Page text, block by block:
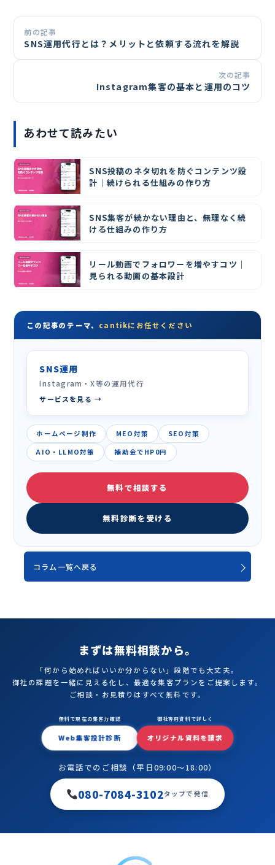
前の記事
SNS運用代行とは？メリットと依頼する流れを解説
次の記事
Instagram集客の基本と運用のコツ
あわせて読みたい
SNS投稿のネタ切れを防ぐコンテンツ設
計｜続けられる仕組みの作り方
SNS集客が続かない理由と、無理なく続
ける仕組みの作り方
リール動画でフォロワーを増やすコツ｜
見られる動画の基本設計
この記事のテーマ、 cantikにお任せください
SNS運用
Instagram・X等の運用代行
サービスを見る →
ホームページ制作 MEO対策
SEO対策
AIO・LLMO対策
補助金でHP0円
無料で相談する
無料診断を受ける
コラム一覧へ戻る
まずは無料相談から。
「何から始めればいいか分からない」段階でも大丈夫。
御社の課題を一緒に見える化し、最適な集客プランをご提案します。
ご相談・お見積りはすべて無料です。
無料で現在の集客力確認
Web集客設計診断
御社専用資料で詳しく
オリジナル資料を請求
お電話でのご相談（平日09:00〜18:00）
080-7084-3102タップで発信